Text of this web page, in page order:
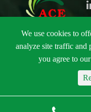
Droit d'auteur ©
droits réservés.
We use cookies to
analyze site traffic and
you agree to